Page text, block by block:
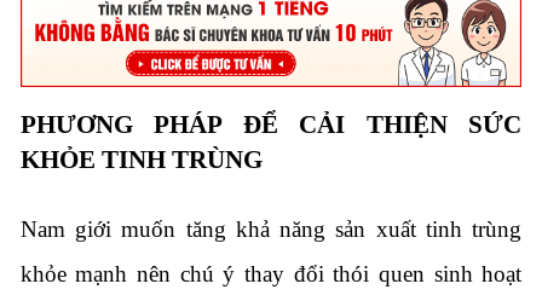
PHƯƠNG PHÁP ĐỂ CẢI THIỆN SỨC
KHỎE TINH TRÙNG
Nam giới muốn tăng khả năng sản xuất tinh trùng
khỏe mạnh nên chú ý thay đổi thói quen sinh hoạt